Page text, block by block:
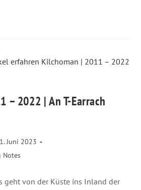
– 2022 | An T-Earrach
1. Juni 2023
Notes
geht von der Küste ins Inland der